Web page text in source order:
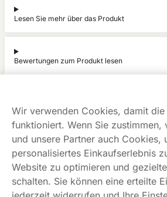
Lesen Sie mehr über das Produkt
Bewertungen zum Produkt lesen
Rechnung
Gratis
Versand
Dieses Produkt ist nicht risikofrei und
süchtig machende Substanz.
Wir verwenden Cookies, damit die
funktioniert. Wenn Sie zustimmen,
und unsere Partner auch Cookies,
personalisiertes Einkaufserlebnis
Website zu optimieren und
schalten. Sie können eine erteilte